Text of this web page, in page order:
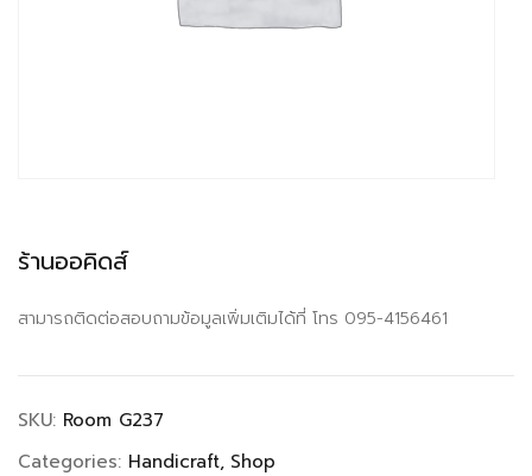
ร้านออคิดส์
สามารถติดต่อสอบถามข้อมูลเพิ่มเติมได้ที่ โทร 095-4156461
SKU: Room G237
Categories: Handicraft Shop